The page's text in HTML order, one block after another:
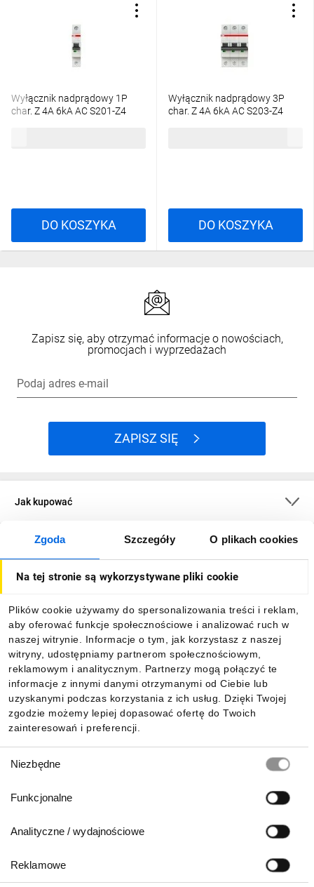
Zgoda Szczegóły O plikach cookies
Na tej stronie są wykorzystywane pliki cookie
Plików cookie używamy do spersonalizowania treści i reklam,
aby oferować funkcje społecznościowe i analizować ruch w
naszej witrynie. Informacje o tym, jak korzystasz z naszej
witryny, udostępniamy partnerom społecznościowym,
reklamowym i analitycznym. Partnerzy mogą połączyć te
informacje z innymi danymi otrzymanymi od Ciebie lub
uzyskanymi podczas korzystania z ich usług. Dzięki Twojej
zgodzie możemy lepiej dopasować ofertę do Twoich
zainteresowań i preferencji.
zgody
Niezbędne
Funkcjonalne
Analityczne / wydajnościowe
Reklamowe
Wyłącznik nadprądowy 1P
char. Z 4A 6kA AC S201-Z4
DO KOSZYKA
Wyłącznik nadprądowy 3P
char. Z 4A 6kA AC S203-Z4
DO KOSZYKA
Zapisz się, aby otrzymać informacje o nowościach,
promocjach i wyprzedażach
Podaj adres e-mail
ZAPISZ SIĘ
Jak kupować
O firmie
Informacje
Pobierz naszą aplikację mobilną: